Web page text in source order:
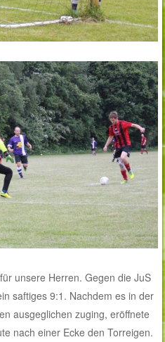
unsere Herren. Gegen die JuS
saftiges 9:1. Nachdem es in der
ausgeglichen zuging, eröffnete
nach einer Ecke den Torreigen.